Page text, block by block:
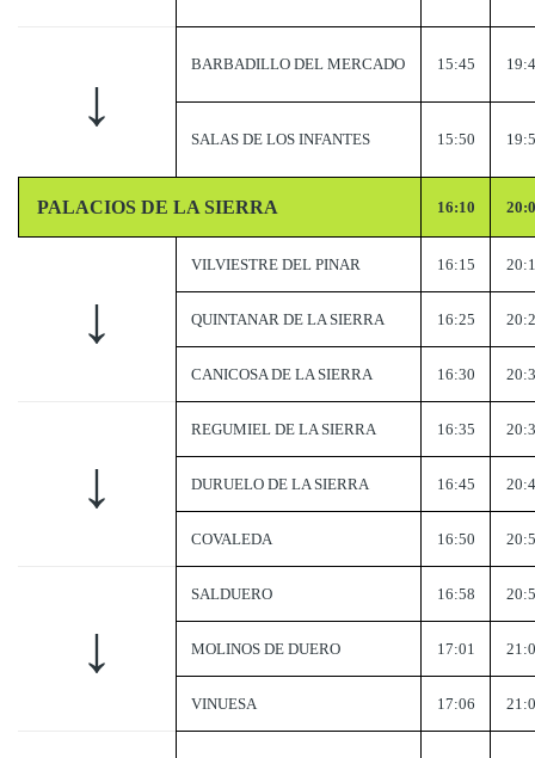
↓
BARBADILLO DEL MERCADO 15:45
SALAS DE LOS INFANTES 15:50
PALACIOS DE LA SIERRA 16:10
↓
VILVIESTRE DEL PINAR 16:15
QUINTANAR DE LA SIERRA 16:25
CANICOSA DE LA SIERRA 16:30
↓
REGUMIEL DE LA SIERRA 16:35
DURUELO DE LA SIERRA 16:45
COVALEDA 16:50
↓
SALDUERO 16:58
MOLINOS DE DUERO 17:01
VINUESA 17:06